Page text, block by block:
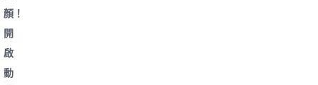
顏！
開
啟
動